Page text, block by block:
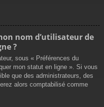
nom d’utilisateur de
?
sous « Préférences du
mon statut en ligne ». Si vous
que des administrateurs, des
alors comptabilisé comme